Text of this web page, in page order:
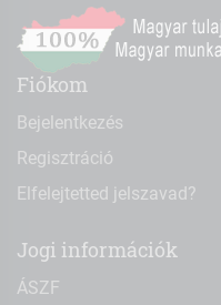
Fiókom
Bejelentkezés
Regisztráció
Elfelejtetted jelszavad?
Jogi információk
ÁSZF